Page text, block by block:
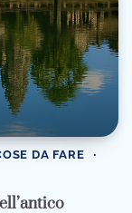
DA FARE